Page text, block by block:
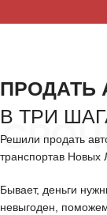
ПРОДАТЬ
В ТРИ
Решили продать
транспортав
Бывает, деньги
невыгоден,